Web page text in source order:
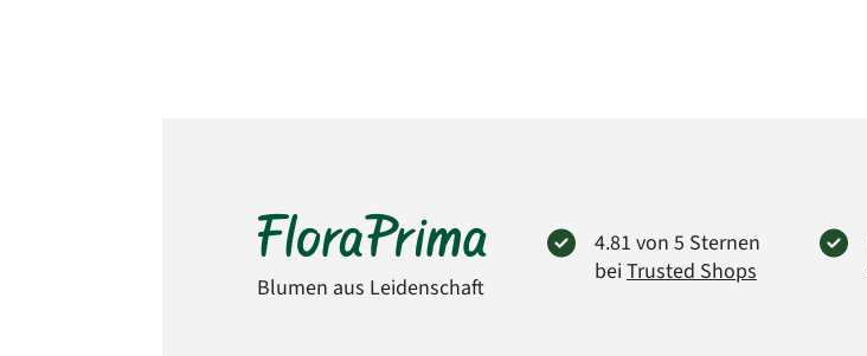
Blumen aus Leidenschaft
4.81 von 5 Sternen
bei Trusted Shops